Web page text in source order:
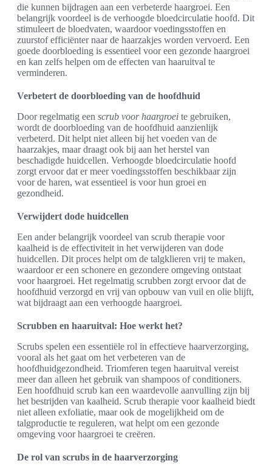
die kunnen bijdragen aan een verbeterde haargroei. Een
belangrijk voordeel is de verhoogde bloedcirculatie hoofd. Dit
stimuleert de bloedvaten, waardoor voedingsstoffen en
zuurstof efficiënter naar de haarzakjes worden vervoerd. Een
goede doorbloeding is essentieel voor een gezonde haargroei
en kan zelfs helpen om de effecten van haaruitval te
verminderen.
Verbetert de doorbloeding van de hoofdhuid
Door regelmatig een scrub voor haargroei te gebruiken,
wordt de doorbloeding van de hoofdhuid aanzienlijk
verbeterd. Dit helpt niet alleen bij het voeden van de
haarzakjes, maar draagt ook bij aan het herstel van
beschadigde huidcellen. Verhoogde bloedcirculatie hoofd
zorgt ervoor dat er meer voedingsstoffen beschikbaar zijn
voor de haren, wat essentieel is voor hun groei en
gezondheid.
Verwijdert dode huidcellen
Een ander belangrijk voordeel van scrub therapie voor
kaalheid is de effectiviteit in het verwijderen van dode
huidcellen. Dit proces helpt om de talgklieren vrij te maken,
waardoor er een schonere en gezondere omgeving ontstaat
voor haargroei. Het regelmatig scrubben zorgt ervoor dat de
hoofdhuid verzorgd en vrij van opbouw van vuil en olie blijft,
wat bijdraagt aan een verhoogde haargroei.
Scrubben en haaruitval: Hoe werkt het?
Scrubs spelen een essentiële rol in effectieve haarverzorging,
vooral als het gaat om het verbeteren van de
hoofdhuidgezondheid. Triomferen tegen haaruitval vereist
meer dan alleen het gebruik van shampoos of conditioners.
Een hoofdhuid scrub kan een waardevolle aanvulling zijn bij
het bestrijden van kaalheid. Scrub therapie voor kaalheid biedt
niet alleen exfoliatie, maar ook de mogelijkheid om de
talgproductie te reguleren, wat helpt om een gezonde
omgeving voor haargroei te creëren.
De rol van scrubs in de haarverzorging